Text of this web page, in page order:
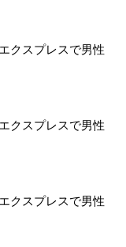
クスプレスで男性
クスプレスで男性
クスプレスで男性